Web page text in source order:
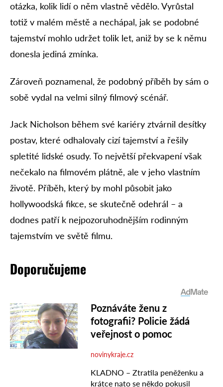
otázka, kolik lidí o něm vlastně vědělo. Vyrůstal
totiž v malém městě a nechápal, jak se podobné
tajemství mohlo udržet tolik let, aniž by se k němu
donesla jediná zmínka.
Zároveň poznamenal, že podobný příběh by sám o
sobě vydal na velmi silný filmový scénář.
Jack Nicholson během své kariéry ztvárnil desítky
postav, které odhalovaly cizí tajemství a řešily
spletité lidské osudy. To největší překvapení však
nečekalo na filmovém plátně, ale v jeho vlastním
životě. Příběh, který by mohl působit jako
hollywoodská fikce, se skutečně odehrál – a
dodnes patří k nejpozoruhodnějším rodinným
tajemstvím ve světě filmu.
Doporučujeme